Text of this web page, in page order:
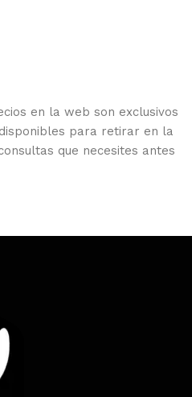
en la web son exclusivos
para retirar en la
que necesites antes